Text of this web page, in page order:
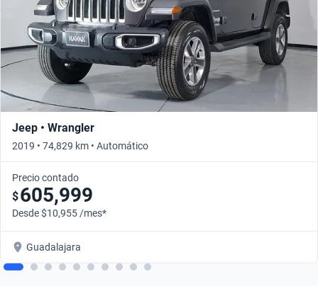
Jeep • Wrangler
2019 • 74,829 km • Automático
Precio contado
$605,999
Desde $10,955 /mes*
Guadalajara